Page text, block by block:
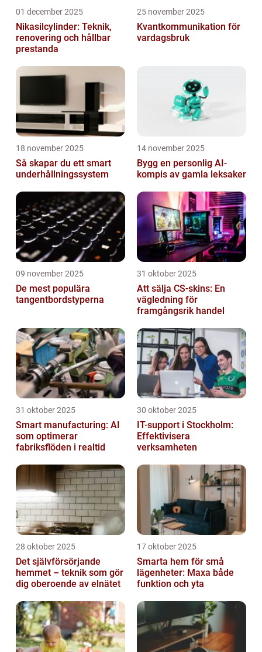
01 december 2025
Nikasilcylinder: Teknik,
renovering och hållbar
prestanda
25 november 2025
Kvantkommunikation för
vardagsbruk
18 november 2025
Så skapar du ett smart
underhållningssystem
14 november 2025
Bygg en personlig AI-
kompis av gamla leksaker
09 november 2025
De mest populära
tangentbordstyperna
31 oktober 2025
Att sälja CS-skins: En
vägledning för
framgångsrik handel
31 oktober 2025
Smart manufacturing: AI
som optimerar
fabriksflöden i realtid
30 oktober 2025
IT-support i Stockholm:
Effektivisera
verksamheten
28 oktober 2025
Det självförsörjande
hemmet – teknik som gör
dig oberoende av elnätet
17 oktober 2025
Smarta hem för små
lägenheter: Maxa både
funktion och yta